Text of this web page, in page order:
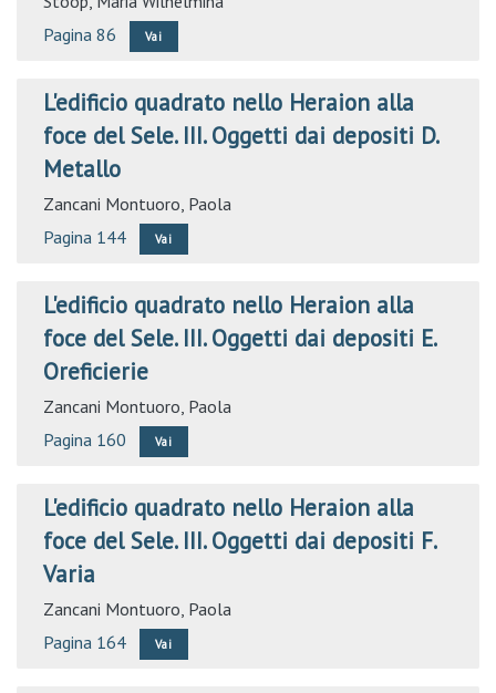
Pagina 86
Vai
L'edificio quadrato nello Heraion alla
foce del Sele. III. Oggetti dai depositi D.
Metallo
Zancani Montuoro, Paola
Pagina 144
Vai
L'edificio quadrato nello Heraion alla
foce del Sele. III. Oggetti dai depositi E.
Oreficierie
Zancani Montuoro, Paola
Pagina 160
Vai
L'edificio quadrato nello Heraion alla
foce del Sele. III. Oggetti dai depositi F.
Varia
Zancani Montuoro, Paola
Pagina 164
Vai